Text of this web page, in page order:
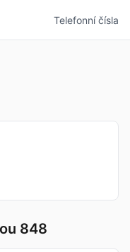
Telefonní čísla
848